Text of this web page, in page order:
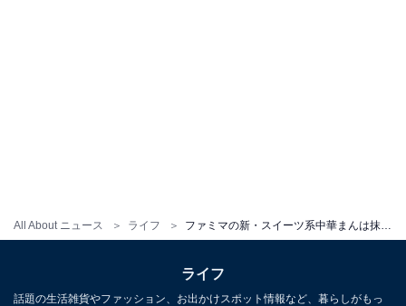
All About ニュース ライフ
を引き立たせるような気がします。
ライフ
話題の生活雑貨やファッション、お出かけスポット情報など、暮らしがもっ